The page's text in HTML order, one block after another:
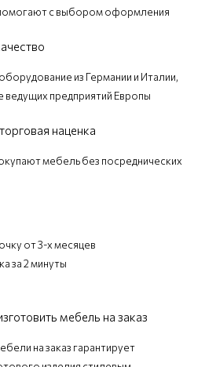
с выбором оформления
из Германии и Италии,
предприятий Европы
наценка
мебель без посреднических
от 3-х месяцев
за 2 минуты
мебель на заказ
на заказ гарантирует